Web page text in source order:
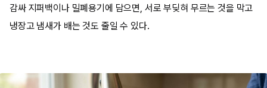
감싸 지퍼백이나 밀폐용기에 담으면, 서로 부딪혀 무르는 것을 막고
냉장고 냄새가 배는 것도 줄일 수 있다.